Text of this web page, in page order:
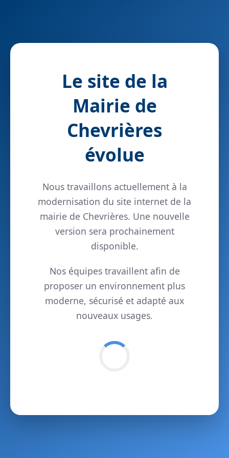
Le site de la
Mairie de
Chevrières
évolue
Nous travaillons actuellement à la
modernisation du site internet de la
mairie de Chevrières. Une nouvelle
version sera prochainement
disponible.
Nos équipes travaillent afin de
proposer un environnement plus
moderne, sécurisé et adapté aux
nouveaux usages.